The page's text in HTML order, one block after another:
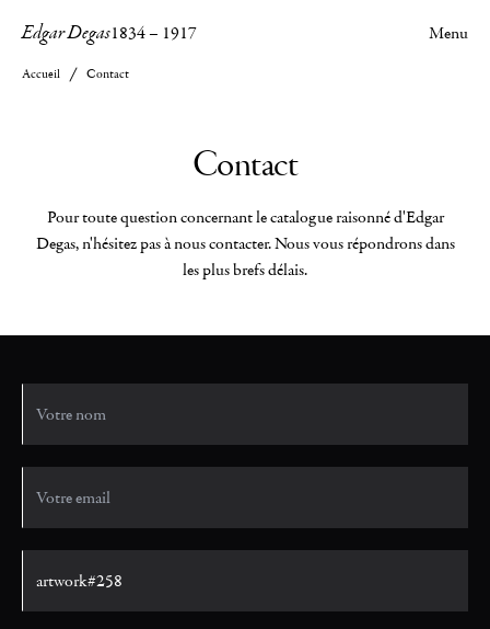
Edgar Degas1834– 1917 Menu
Accueil Contact
Contact
Pour toute question concernant le catalogue raisonné d'Edgar
Degas, n'hésitez pas à nous contacter. Nous vous répondrons dans
les plus brefs délais.